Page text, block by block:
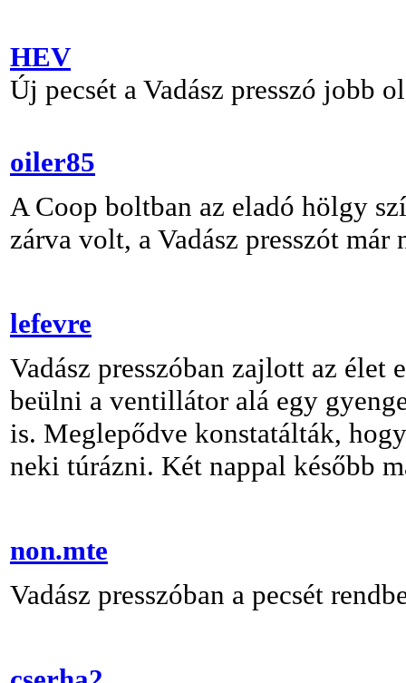
HEV
Új pecsét a Vadász presszó jobb
oiler85
A Coop boltban az eladó hölgy
zárva volt, a Vadász presszót már
lefevre
Vadász presszóban zajlott az
beülni a ventillátor alá egy
is. Meglepődve konstatálták,
neki túrázni. Két nappal később
non.mte
Vadász presszóban a pecsét